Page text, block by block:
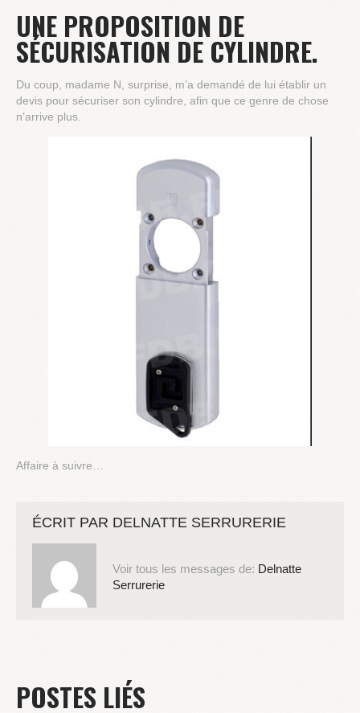
UNE PROPOSITION DE
SÉCURISATION DE CYLINDRE.
Du coup, madame N, surprise, m’a demandé de lui établir un
devis pour sécuriser son cylindre, afin que ce genre de chose
n’arrive plus.
Affaire à suivre…
ÉCRIT PAR DELNATTE SERRURERIE
Voir tous les messages de: Delnatte
Serrurerie
POSTES LIÉS